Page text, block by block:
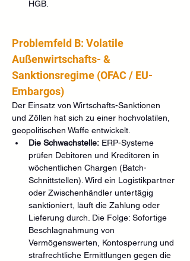
HGB.
Problemfeld B: Volatile
Außenwirtschafts- &
Sanktionsregime (OFAC / EU-
Embargos)
Der Einsatz von Wirtschafts-Sanktionen
und Zöllen hat sich zu einer hochvolatilen,
geopolitischen Waffe entwickelt.
Die Schwachstelle: ERP-Systeme
prüfen Debitoren und Kreditoren in
wöchentlichen Chargen (Batch-
Schnittstellen). Wird ein Logistikpartner
oder Zwischenhändler untertägig
sanktioniert, läuft die Zahlung oder
Lieferung durch. Die Folge: Sofortige
Beschlagnahmung von
Vermögenswerten, Kontosperrung und
strafrechtliche Ermittlungen gegen die